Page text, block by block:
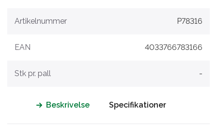
Artikelnummer P78316
EAN 4033766783166
Stk pr. pall -
Beskrivelse Specifikationer